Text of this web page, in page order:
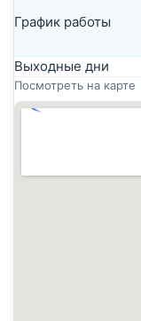
График работы
Выходные дни
Посмотреть на карте